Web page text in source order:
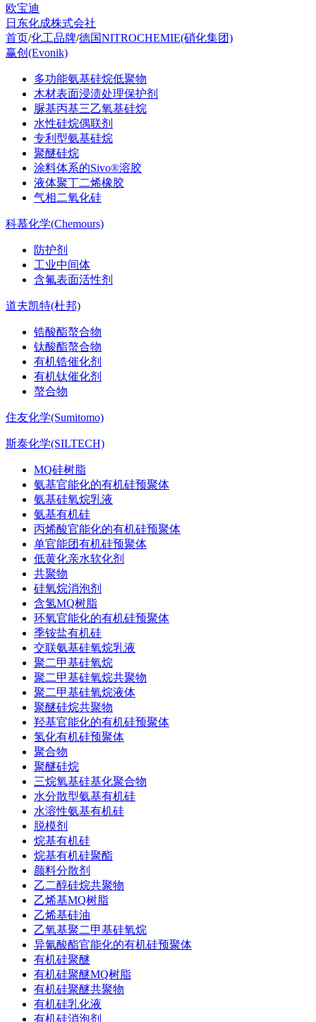
欧宝迪
日东化成株式会社
首页/化工品牌/德国NITROCHEMIE(硝化集团)
赢创(Evonik)
多功能氨基硅烷低聚物
木材表面浸渍处理保护剂
脲基丙基三乙氧基硅烷
水性硅烷偶联剂
专利型氨基硅烷
聚醚硅烷
涂料体系的Sivo®溶胶
液体聚丁二烯橡胶
气相二氧化硅
科慕化学(Chemours)
防护剂
工业中间体
含氟表面活性剂
道夫凯特(杜邦)
锆酸酯螯合物
钛酸酯螯合物
有机锆催化剂
有机钛催化剂
螯合物
住友化学(Sumitomo)
斯泰化学(SILTECH)
MQ硅树脂
氨基官能化的有机硅预聚体
氨基硅氧烷乳液
氨基有机硅
丙烯酸官能化的有机硅预聚体
单官能团有机硅预聚体
低黄化亲水软化剂
共聚物
硅氧烷消泡剂
含氢MQ树脂
环氧官能化的有机硅预聚体
季铵盐有机硅
交联氨基硅氧烷乳液
聚二甲基硅氧烷
聚二甲基硅氧烷共聚物
聚二甲基硅氧烷液体
聚醚硅烷共聚物
羟基官能化的有机硅预聚体
氢化有机硅预聚体
聚合物
聚醚硅烷
三烷氧基硅基化聚合物
水分散型氨基有机硅
水溶性氨基有机硅
脱模剂
烷基有机硅
烷基有机硅聚酯
颜料分散剂
乙二醇硅烷共聚物
乙烯基MQ树脂
乙烯基硅油
乙氧基聚二甲基硅氧烷
异氰酸酯官能化的有机硅预聚体
有机硅聚醚
有机硅聚醚MQ树脂
有机硅聚醚共聚物
有机硅乳化液
有机硅消泡剂